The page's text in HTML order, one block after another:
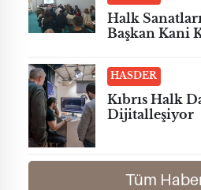
Halk
Başkan Kani
HASDER
Kıbrıs Halk
Dijitalleşiyor
Tüm